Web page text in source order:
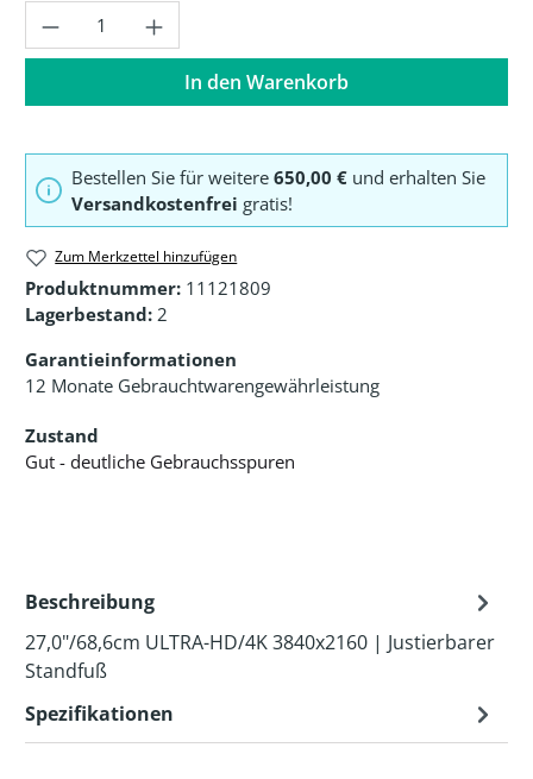
Produkt Anzahl: Gib den gewünschten
In den Warenkorb
Bestellen Sie für weitere 650,00 € und erhalten Sie
Versandkostenfrei gratis!
Zum Merkzettel hinzufügen
Produktnummer: 11121809
Lagerbestand: 2
Garantieinformationen
12 Monate Gebrauchtwarengewährleistung
Zustand
Gut - deutliche Gebrauchsspuren
Beschreibung
27,0"/68,6cm ULTRA-HD/4K 3840x2160 | Justierbarer
Standfuß
Spezifikationen